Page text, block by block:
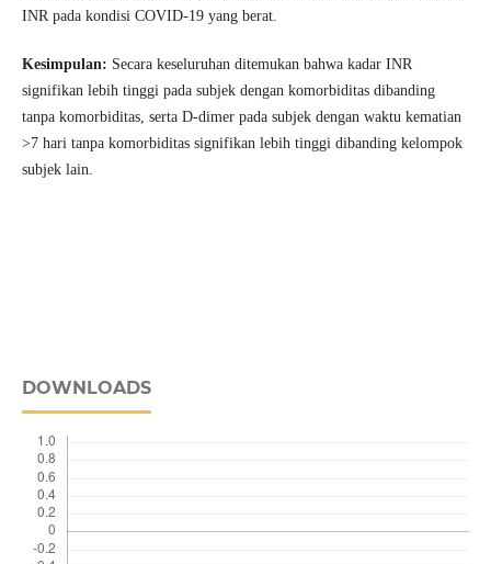
INR pada kondisi COVID-19 yang berat.
Kesimpulan: Secara keseluruhan ditemukan bahwa kadar INR
signifikan lebih tinggi pada subjek dengan komorbiditas dibanding
tanpa komorbiditas, serta D-dimer pada subjek dengan waktu kematian
>7 hari tanpa komorbiditas signifikan lebih tinggi dibanding kelompok
subjek lain.
DOWNLOADS